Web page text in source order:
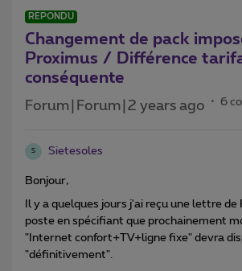
RÉPONDU
Changement de pack
Proximus / Différence
conséquente
Forum|Forum|2 years ago 6
S Sietesoles
Bonjour,
Il y a quelques jours j'ai reçu une lettre de
poste en spécifiant que prochainement
"Internet confort+TV+ligne fixe" devra
"définitivement".